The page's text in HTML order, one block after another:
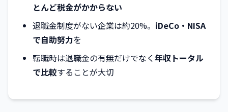
とんど税金がかからない
退職金制度がない企業は約20%。 iDeCo・NISA
で自助努力を
転職時は退職金の有無だけでなく 年収トータル
で比較することが大切